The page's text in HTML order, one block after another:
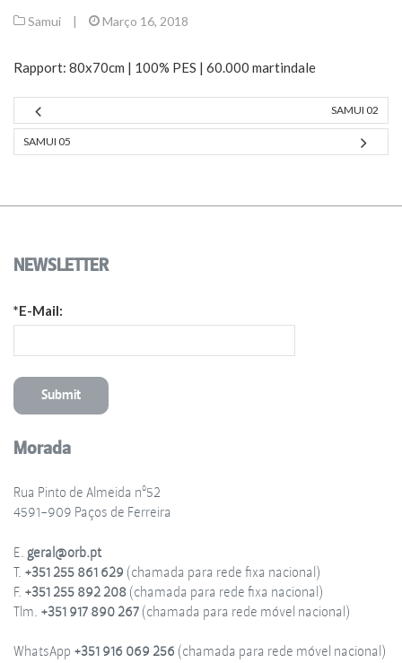
Samui | Março 16, 2018
Rapport: 80x70cm | 100% PES | 60.000 martindale
SAMUI 02
SAMUI 05
NEWSLETTER
*E-Mail:
Morada
Rua Pinto de Almeida nº52
4591-909 Paços de Ferreira
E. geral@orb.pt
T. +351 255 861 629 (chamada para rede fixa nacional)
F. +351 255 892 208(chamada para rede fixa nacional)
Tlm. +351 917 890 267(chamada para rede móvel nacional)
WhatsApp +351 916 069 256 (chamada para rede móvel nacional)